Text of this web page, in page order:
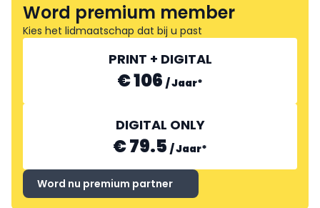
Word premium member
Kies het lidmaatschap dat bij u past
PRINT + DIGITAL
€ 106 /Jaar*
DIGITAL ONLY
€ 79.5 /Jaar*
Word nu premium partner